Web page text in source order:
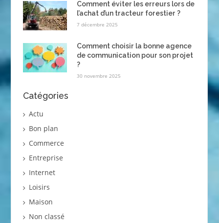
Comment éviter les erreurs lors de
l’achat d’un tracteur forestier ?
7 décembre 2025
Comment choisir la bonne agence
de communication pour son projet
?
30 novembre 2025
Catégories
Actu
Bon plan
Commerce
Entreprise
Internet
Loisirs
Maison
Non classé